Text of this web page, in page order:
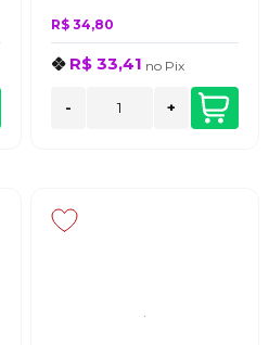
R$ 34,80
R$ 33,41 no Pix
- +